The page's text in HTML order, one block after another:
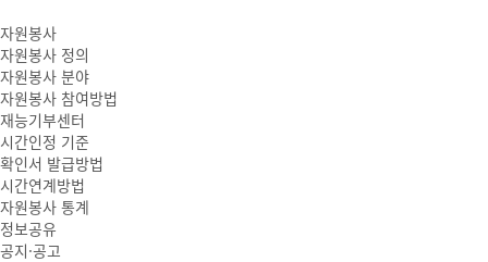
자원봉사
자원봉사 정의
자원봉사 분야
자원봉사 참여방법
재능기부센터
시간인정 기준
확인서 발급방법
시간연계방법
자원봉사 통계
정보공유
공지·공고